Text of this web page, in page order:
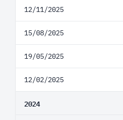
12/11/2025
15/08/2025
19/05/2025
12/02/2025
2024